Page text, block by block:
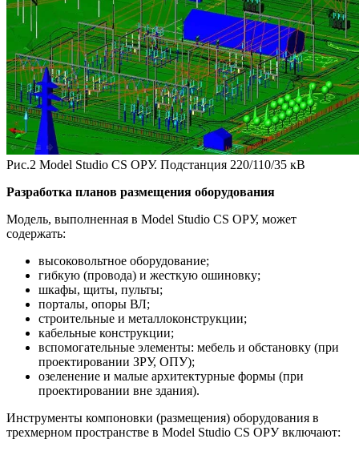
Рис.2 Model Studio CS ОРУ. Подстанция 220/110/35 кВ
Разработка планов размещения оборудования
Модель, выполненная в Model Studio CS ОРУ, может
содержать:
высоковольтное оборудование;
гибкую (провода) и жесткую ошиновку;
шкафы, щиты, пульты;
порталы, опоры ВЛ;
строительные и металлоконструкции;
кабельные конструкции;
вспомогательные элементы: мебель и обстановку (при
проектировании ЗРУ, ОПУ);
озеленение и малые архитектурные формы (при
проектировании вне здания).
Инструменты компоновки (размещения) оборудования в
трехмерном пространстве в Model Studio CS ОРУ включают: